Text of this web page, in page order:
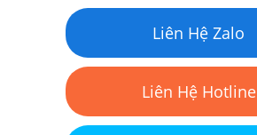
Liên Hệ Zalo
Liên Hệ Hotline